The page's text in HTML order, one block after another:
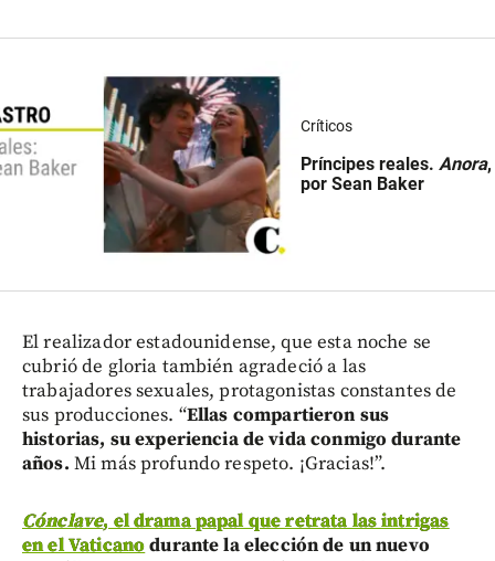
Críticos
Príncipes reales.Anora,
por Sean Baker
El realizador estadounidense, que esta noche se
cubrió de gloria también agradeció a las
trabajadores sexuales, protagonistas constantes de
sus producciones. “Ellas compartieron sus
historias, su experiencia de vida conmigo durante
años. Mi más profundo respeto. ¡Gracias!”.
Cónclave, el drama papal que retrata las intrigas
en el Vaticanodurante la elección de un nuevo